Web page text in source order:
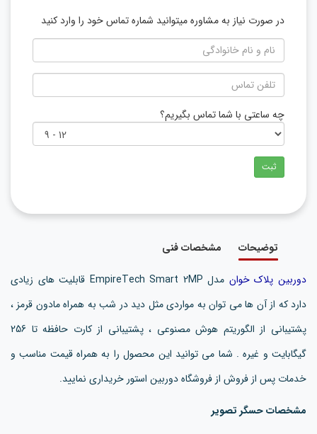
در صورت نیاز به مشاوره میتوانید شماره تماس خود را وارد کنید
چه ساعتی با شما تماس بگیریم؟
ثبت
توضیحات مشخصات فنی
دوربین پلاک خوان
مدل EmpireTech Smart 2MP قابلیت های زیادی
دارد که از آن ها می توان به مواردی مثل دید در شب به همراه مادون قرمز ،
پشتیبانی از الگوریتم هوش مصنوعی ، پشتیبانی از کارت حافظه تا 256
گیگابایت و غیره . شما می توانید این محصول را به همراه قیمت مناسب و
خدمات پس از فروش از فروشگاه دوربین استور خریداری نمایید.
مشخصات حسگر تصویر